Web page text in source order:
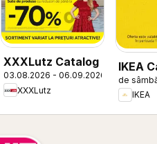
XXXLutz Catalog
03.08.2026 - 06.09.2026
XXXLutz
IKEA
de
IKEA